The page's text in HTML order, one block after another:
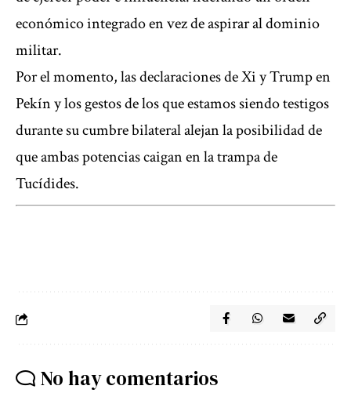
económico integrado en vez de aspirar al dominio
militar.
Por el momento, las declaraciones de Xi y Trump en
Pekín y los gestos de los que estamos siendo testigos
durante su cumbre bilateral alejan la posibilidad de
que ambas potencias caigan en la trampa de
Tucídides.
No hay comentarios